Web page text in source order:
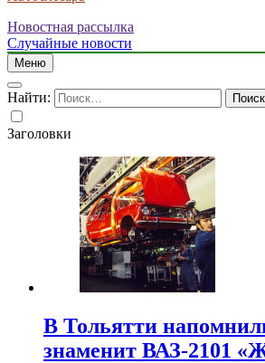
Новостная рассылка
Случайные новости
Меню
Найти:
Заголовки
В Тольятти
знаменит ВАЗ-2101